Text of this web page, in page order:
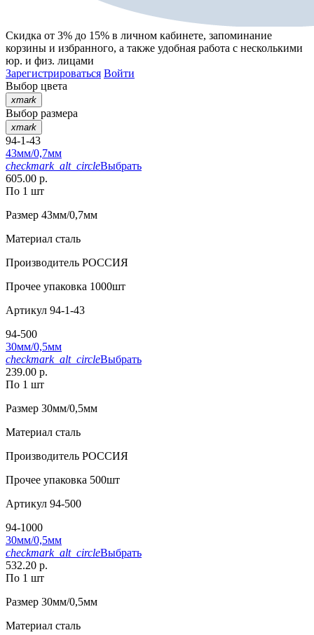
Скидка от 3% до 15% в личном кабинете, запоминание
корзины и избранного, а также удобная работа с несколькими
юр. и физ. лицами
Зарегистрироваться Войти
Выбор цвета
xmark
Выбор размера
xmark
94-1-43
43мм/0,7мм
checkmark_alt_circleВыбрать
605.00 р.
По 1 шт
Размер 43мм/0,7мм
Материал сталь
Производитель РОССИЯ
Прочее упаковка 1000шт
Артикул 94-1-43
94-500
30мм/0,5мм
checkmark_alt_circleВыбрать
239.00 р.
По 1 шт
Размер 30мм/0,5мм
Материал сталь
Производитель РОССИЯ
Прочее упаковка 500шт
Артикул 94-500
94-1000
30мм/0,5мм
checkmark_alt_circleВыбрать
532.20 р.
По 1 шт
Размер 30мм/0,5мм
Материал сталь